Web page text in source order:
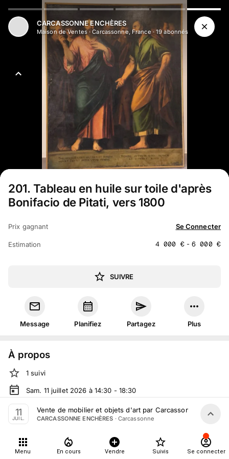
CARCASSONNE ENCHÈRES
Maison de Ventes·Carcassonne, France ·19abonnés
201. Tableau en huile sur toile d'après
Bonifacio de Pitati, vers 1800
Prix gagnant Se Connecter
Estimation 4 000 €-6 000 €
SUIVRE
Message Planifiez Partagez Plus
À propos
1 suivi
Sam. 11 juillet 2026 à 14:30 - 18:30
Vente volontaireorganiséeparCARCASSONNE ENCHÈRES
En salle :
Tout le monde peut participer
11
JUIL.
Vente de mobilier et objets d'art par Carcassonne
CARCASSONNE ENCHÈRES · Carcassonne
Menu En cours Vendre Suivis Se connecter